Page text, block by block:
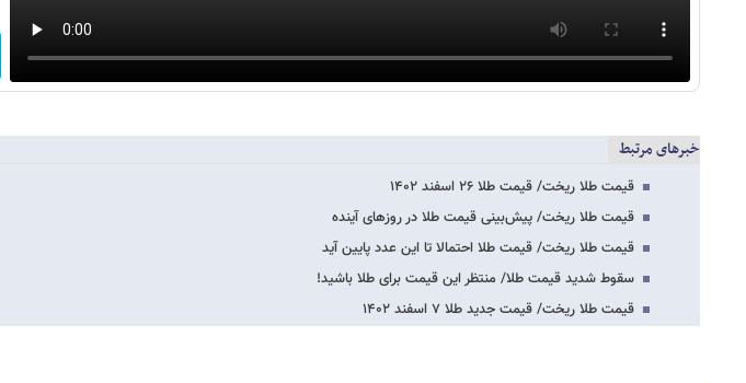
خبرهای مرتبط
قیمت طلا ریخت/ قیمت طلا ۲۶ اسفند ۱۴۰۲
قیمت طلا ریخت/ پیش‌بینی قیمت طلا در روزهای آینده
قیمت طلا ریخت/ قیمت طلا احتمالا تا این عدد پایین آید
سقوط شدید قیمت طلا/ منتظر این قیمت برای طلا باشید!
قیمت طلا ریخت/ قیمت جدید طلا ۷ اسفند ۱۴۰۲